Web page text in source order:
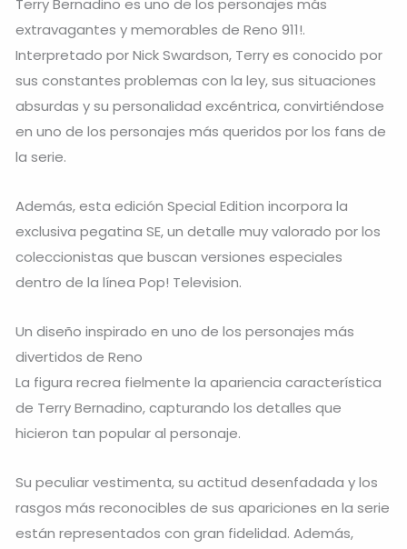
Terry Bernadino es uno de los personajes más
extravagantes y memorables de Reno 911!.
Interpretado por Nick Swardson, Terry es conocido por
sus constantes problemas con la ley, sus situaciones
absurdas y su personalidad excéntrica, convirtiéndose
en uno de los personajes más queridos por los fans de
la serie.
Además, esta edición Special Edition incorpora la
exclusiva pegatina SE, un detalle muy valorado por los
coleccionistas que buscan versiones especiales
dentro de la línea Pop! Television.
Un diseño inspirado en uno de los personajes más
divertidos de Reno
La figura recrea fielmente la apariencia característica
de Terry Bernadino, capturando los detalles que
hicieron tan popular al personaje.
Su peculiar vestimenta, su actitud desenfadada y los
rasgos más reconocibles de sus apariciones en la serie
están representados con gran fidelidad. Además,